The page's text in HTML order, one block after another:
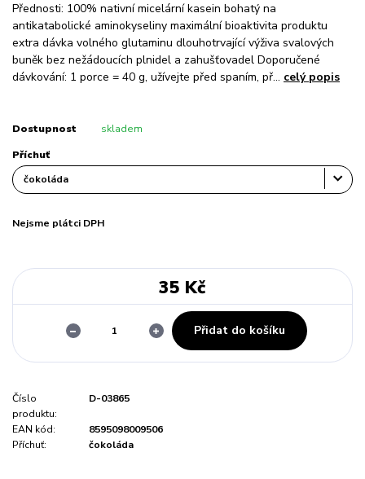
Přednosti: 100% nativní micelární kasein bohatý na
antikatabolické aminokyseliny maximální bioaktivita produktu
extra dávka volného glutaminu dlouhotrvající výživa svalových
buněk bez nežádoucích plnidel a zahušťovadel Doporučené
dávkování: 1 porce = 40 g, užívejte před spaním, př... celý popis
Dostupnost skladem
Příchuť
Nejsme plátci DPH
35 Kč
Přidat do košíku
Číslo
produktu:
D-03865
EAN kód:
8595098009506
Příchuť:
čokoláda